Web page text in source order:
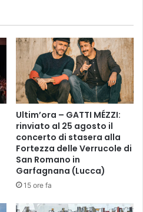
Ultim’ora – GATTI MÉZZI:
rinviato al 25 agosto il
concerto di stasera alla
Fortezza delle Verrucole di
San Romano in
Garfagnana (Lucca)
15 ore fa